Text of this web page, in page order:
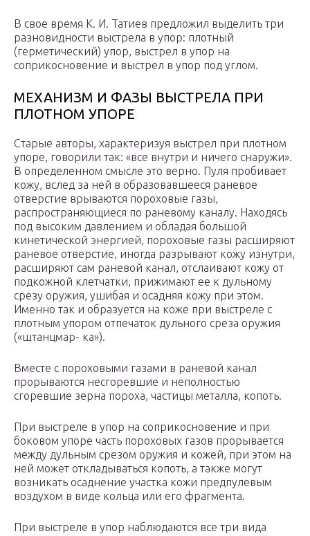
В свое время К. И. Татиев предложил выделить три
разновидности выстрела в упор: плотный
(герметический) упор, выстрел в упор на
соприкосновение и выстрел в упор под углом.
МЕХАНИЗМ И ФАЗЫ ВЫСТРЕЛА ПРИ
ПЛОТНОМ УПОРЕ
Старые авторы, характеризуя выстрел при плотном
упоре, говорили так: «все внутри и ничего снаружи».
В определенном смысле это верно. Пуля пробивает
кожу, вслед за ней в образовавшееся раневое
отверстие врываются пороховые газы,
распространяющиеся по раневому каналу. Находясь
под высоким давлением и обладая большой
кинетической энергией, пороховые газы расширяют
раневое отверстие, иногда разрывают кожу изнутри,
расширяют сам раневой канал, отслаивают кожу от
подкожной клетчатки, прижимают ее к дульному
срезу оружия, ушибая и осадняя кожу при этом.
Именно так и образуется на коже при выстреле с
плотным упором отпечаток дульного среза оружия
(«штанцмар- ка»).
Вместе с пороховыми газами в раневой канал
прорываются несгоревшие и неполностью
сгоревшие зерна пороха, частицы металла, копоть.
При выстреле в упор на соприкосновение и при
боковом упоре часть пороховых газов прорывается
между дульным срезом оружия и кожей, при этом на
ней может откладываться копоть, а также могут
возникать осаднение участка кожи предпулевым
воздухом в виде кольца или его фрагмента.
При выстреле в упор наблюдаются все три вида